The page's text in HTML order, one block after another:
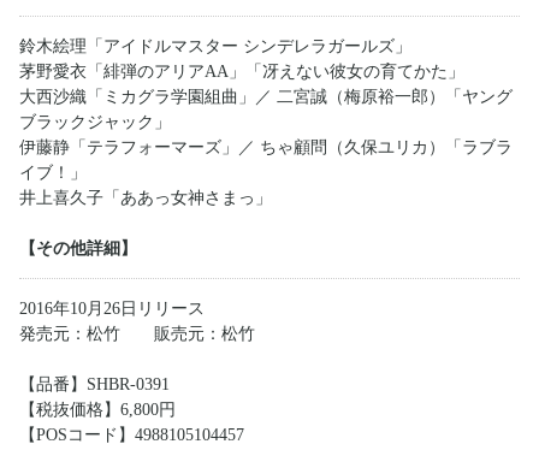
鈴木絵理「アイドルマスター シンデレラガールズ」
茅野愛衣「緋弾のアリアAA」「冴えない彼女の育てかた」
大西沙織「ミカグラ学園組曲」／ 二宮誠（梅原裕一郎）「ヤング
ブラックジャック」
伊藤静「テラフォーマーズ」／ ちゃ顧問（久保ユリカ）「ラブラ
イブ！」
井上喜久子「ああっ女神さまっ」
【その他詳細】
2016年10月26日リリース
発売元：松竹 販売元：松竹
【品番】SHBR-0391
【税抜価格】6,800円
【POSコード】4988105104457